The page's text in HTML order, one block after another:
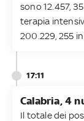
sono 12.457,
terapia
200.229, 255
17:11
Calabria, 4
Il totale dei